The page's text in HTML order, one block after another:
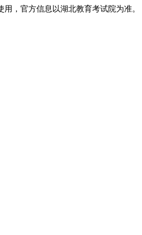
，官方信息以湖北教育考试院为准。